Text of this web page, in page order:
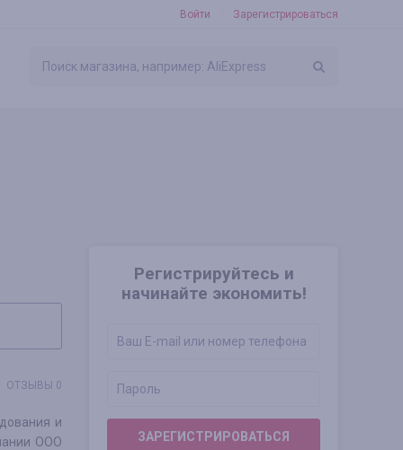
Войти Зарегистрироваться
Регистрируйтесь и
начинайте экономить!
ЗАРЕГИСТРИРОВАТЬСЯ
ОТЗЫВЫ 0
и
ООО